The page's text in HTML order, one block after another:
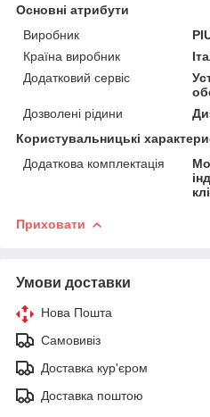
Основні атрибути
Виробник
Країна виробник
Додатковий сервіс
Дозволені рідини
Користувальницькі
Додаткова комплектація
Приховати
Умови доставки
Нова Пошта
Самовивіз
Доставка кур'єром
Доставка поштою